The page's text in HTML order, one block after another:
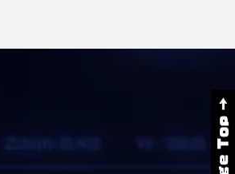
Page Top →